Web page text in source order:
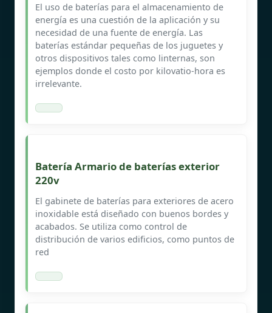
El uso de baterías para el almacenamiento de
energía es una cuestión de la aplicación y su
necesidad de una fuente de energía. Las
baterías estándar pequeñas de los juguetes y
otros dispositivos tales como linternas, son
ejemplos donde el costo por kilovatio-hora es
irrelevante.
Batería Armario de baterías exterior
220v
El gabinete de baterías para exteriores de acero
inoxidable está diseñado con buenos bordes y
acabados. Se utiliza como control de
distribución de varios edificios, como puntos de
red